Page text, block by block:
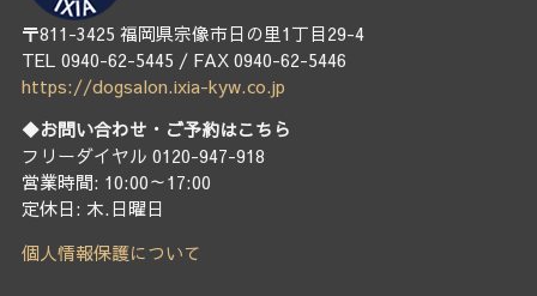
〒811-3425 福岡県宗像市日の里1丁目29-4
TEL 0940-62-5445 / FAX 0940-62-5446
https://dogsalon.ixia-kyw.co.jp
◆お問い合わせ・ご予約はこちら
フリーダイヤル 0120-947-918
営業時間: 10:00～17:00
定休日: 木.日曜日
個人情報保護について